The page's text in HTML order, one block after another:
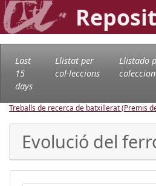
Last
15
days
Llistat per
col·leccions
Llistado
Treballs de recerca de batxillerat (Premis
Evolució del